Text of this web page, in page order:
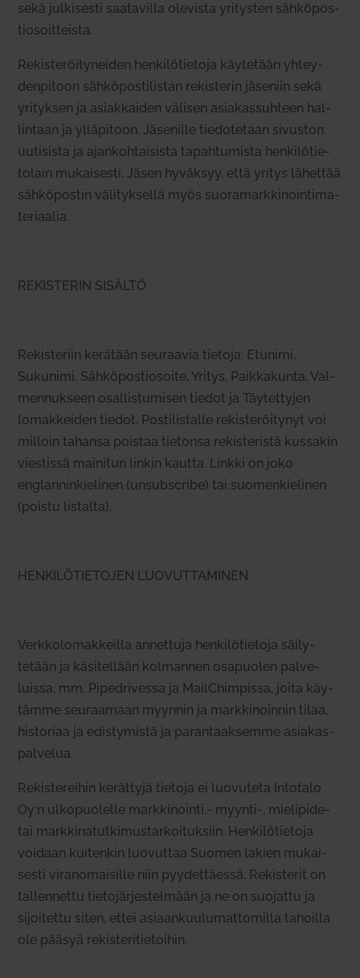
sekä jul­ki­sesti saa­ta­villa ole­vista yri­tysten säh­kö­pos­
tio­soit­teista.
Rekis­te­röi­ty­neiden hen­ki­lö­tietoja käy­tetään yhtey­
den­pitoon säh­kö­pos­ti­listan rekis­terin jäseniin sekä
yri­tyksen ja asiak­kaiden välisen asia­kas­suhteen hal­
lintaan ja yllä­pitoon. Jäse­nille tie­do­tetaan sivuston
uuti­sista ja ajan­koh­tai­sista tapah­tu­mista hen­ki­lö­tie­
tolain mukai­sesti. Jäsen hyväksyy, että yritys lähettää
säh­kö­postin väli­tyk­sellä myös suo­ra­mark­ki­noin­ti­ma­
te­ri­aalia.
REKISTERIN SISÄLTÖ
Rekis­teriin kerätään seu­raavia tietoja: Etunimi,
Sukunimi, Säh­kö­pos­tio­soite, Yritys, Paik­ka­kunta, Val­
men­nukseen osal­lis­tu­misen tiedot jaTäy­tet­tyjen
lomak­keiden tiedot. Pos­ti­lis­talle rekis­te­röi­tynyt voi
milloin tahansa poistaa tie­tonsa rekis­te­ristä kus­sakin
vies­tissä mai­nitun linkin kautta. Linkki on joko
englan­nin­kie­linen (unsubscribe) tai suo­men­kie­linen
(poistu lis­talta).
HENKILÖTIETOJEN LUOVUTTAMINEN
Verk­ko­lo­mak­keilla annettuja hen­ki­lö­tietoja säi­ly­
tetään ja käsi­tellään kol­mannen osa­puolen pal­ve­
luissa, mm. Pipedri­vessa ja MailC­him­pissa, joita käy­
tämme seu­raamaan myynnin ja mark­ki­noinnin tilaa,
his­toriaa ja edis­ty­mistä ja paran­taak­semme asia­kas­
pal­velua.
Rekis­te­reihin kerättyjä tietoja ei luo­vuteta Intotalo
Oy:n ulko­puo­lelle mark­ki­nointi,- myynti‑, mie­lipide-
tai mark­ki­na­tut­ki­mus­tar­koi­tuksiin. Hen­ki­lö­tietoja
voidaan kui­tenkin luo­vuttaa Suomen lakien mukai­
sesti viran­omai­sille niin pyy­det­täessä. Rekis­terit on
tal­len­nettu tie­to­jär­jes­telmään ja ne on suo­jattu ja
sijoi­tettu siten, ettei asi­aan­kuu­lu­mat­to­milla tahoilla
ole pääsyä rekis­te­ri­tie­toihin.